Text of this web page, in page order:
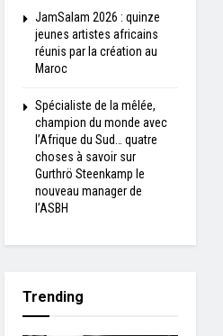
JamSalam 2026 : quinze
jeunes artistes africains
réunis par la création au
Maroc
Spécialiste de la mêlée,
champion du monde avec
l’Afrique du Sud… quatre
choses à savoir sur
Gurthrö Steenkamp le
nouveau manager de
l’ASBH
Trending